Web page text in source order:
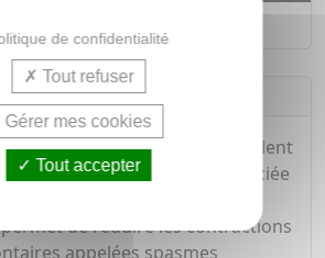
de la siméticone, antiflatulent
de gaz intestinaux, associée
antispasmodique non-
de réduire les contractions
appelées spasmes
de confidentialité
Tout refuser
Gérer mes cookies
Tout accepter